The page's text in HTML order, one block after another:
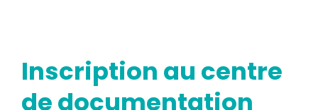
Inscription au centre
de documentation